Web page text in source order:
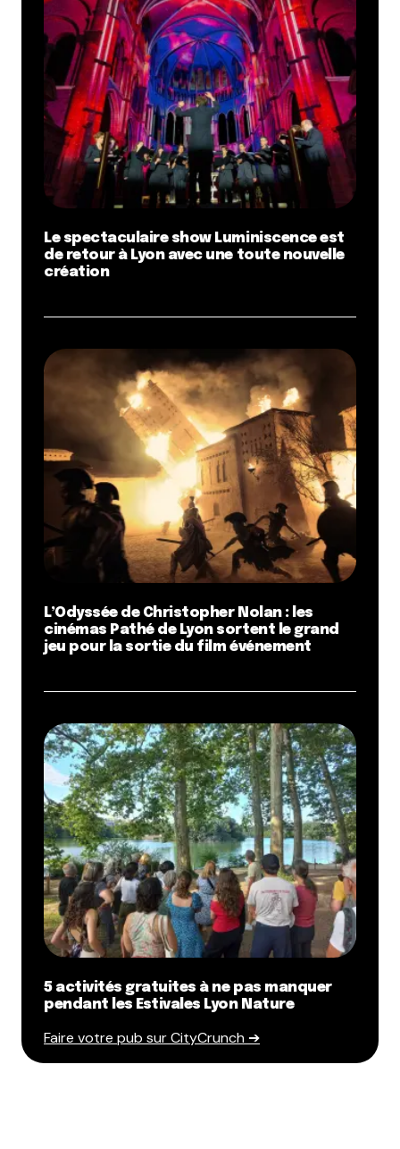
Le spectaculaire show Luminiscence est
de retour à Lyon avec une toute nouvelle
création
L’Odyssée de Christopher Nolan : les
cinémas Pathé de Lyon sortent le grand
jeu pour la sortie du film événement
5 activités gratuites à ne pas manquer
pendant les Estivales Lyon Nature
Faire votre pub sur CityCrunch ➔